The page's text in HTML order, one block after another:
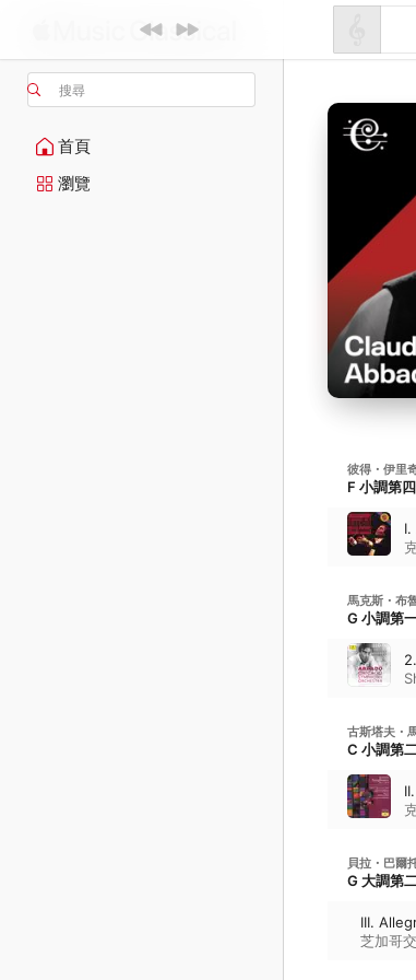
搜尋
首頁
瀏覽
彼得・伊里
F 小調第
馬克斯・布
G 小調第
古斯塔夫・
C 小調第
貝拉・巴爾
G 大調第
III.
芝加哥